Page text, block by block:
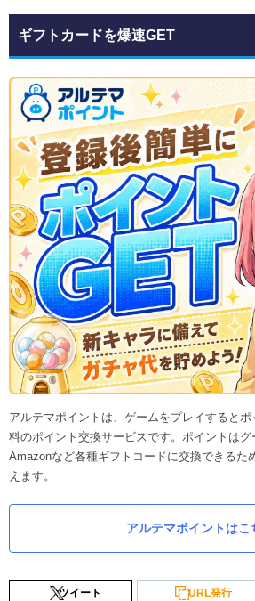
ギフトカードを爆速GET
アルテマポイントは、ゲームをプレイすると
料のポイント交換サービスです。ポイントはグ
Amazonなど各種ギフトコードに交換できるた
えます。
アルテマポイントはこ
ツイート URL発行